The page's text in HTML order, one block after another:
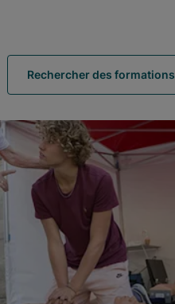
Rechercher des formations